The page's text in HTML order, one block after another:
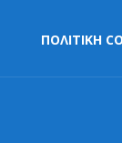
ΠΟΛΙΤΙΚΗ